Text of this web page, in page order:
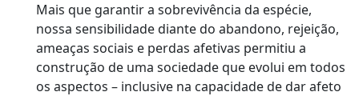
Mais que garantir a sobrevivência da espécie,
nossa sensibilidade diante do abandono, rejeição,
ameaças sociais e perdas afetivas permitiu a
construção de uma sociedade que evolui em todos
os aspectos – inclusive na capacidade de dar afeto